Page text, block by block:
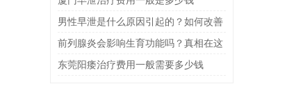
男性早泄是什么原因引起的？如何改善
与预防
前列腺炎会影响生育功能吗？真相在这
里
东莞阳痿治疗费用一般需要多少钱